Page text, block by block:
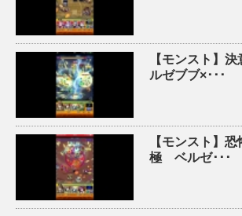
【モンスト】
ルゼブブ×･･･
【モンスト】
極 ベルゼ･･･